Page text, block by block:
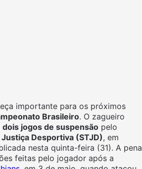
importante para os próximos
Brasileiro. O zagueiro
dois jogos de suspensão pelo
Desportiva (STJD), em
nesta quinta-feira (31). A pena
feitas pelo jogador após a